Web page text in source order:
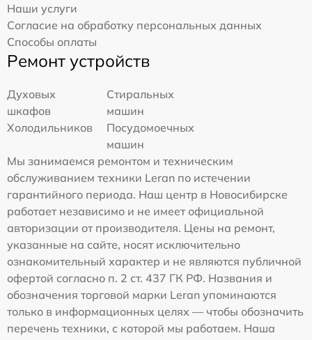
Наши услуги
Согласие на обработку персональных данных
Способы оплаты
Ремонт устройств
Духовых
шкафов
Стиральных
машин
Холодильников
Посудомоечных
машин
Мы занимаемся ремонтом и техническим
обслуживанием техники Leran по истечении
гарантийного периода. Наш центр в Новосибирске
работает независимо и не имеет официальной
авторизации от производителя. Цены на ремонт,
указанные на сайте, носят исключительно
ознакомительный характер и не являются публичной
офертой согласно п. 2 ст. 437 ГК РФ. Названия и
обозначения торговой марки Leran упоминаются
только в информационных целях — чтобы обозначить
перечень техники, с которой мы работаем. Наша